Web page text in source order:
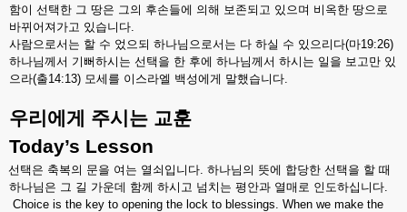
함이 선택한 그 땅은 그의 후손들에 의해 보존되고 있으며 비옥한 땅으로
바뀌어져가고 있습니다.
사람으로서는 할 수 었으되 하나님으로서는 다 하실 수 있으리다(마19:26)
하나님께서 기뻐하시는 선택을 한 후에 하나님께서 하시는 일을 보고만 있
으라(출14:13) 모세를 이스라엘 백성에게 말했습니다.
우리에게 주시는 교훈
Today’s Lesson
선택은 축복의 문을 여는 열쇠입니다. 하나님의 뜻에 합당한 선택을 할 때
하나님은 그 길 가운데 함께 하시고 넘치는 평안과 열매로 인도하십니다.
Choice is the key to opening the lock to blessings. When we make the